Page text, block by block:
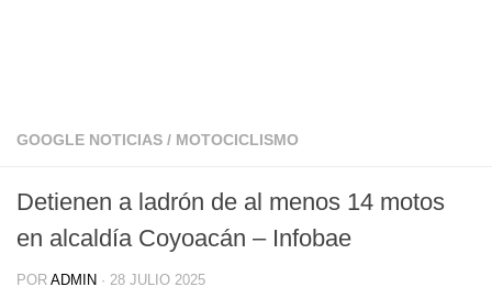
GOOGLE NOTICIAS / MOTOCICLISMO
Detienen a ladrón de al menos 14 motos
en alcaldía Coyoacán – Infobae
POR ADMIN · 28 JULIO 2025